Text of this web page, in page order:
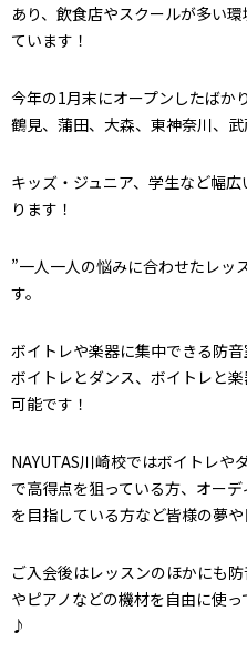
あり、飲食店やスクールが多い
ています！
今年の1月末にオープンしたばか
鶴見、蒲田、大森、東神奈川、
キッズ・ジュニア、学生など幅
ります！
”一人一人の悩みに合わせたレッ
す。
ボイトレや楽器に集中できる防音
ボイトレとダンス、ボイトレと
可能です！
NAYUTAS川崎校ではボイトレや
で高得点を狙っている方、オー
を目指している方など皆様の夢や
ご入会後はレッスンのほかにも
やピアノなどの機材を自由に使
♪